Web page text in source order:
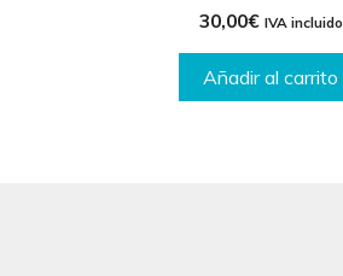
0
d
e
5
30,00€ IVA incluido
Añadir al carrito